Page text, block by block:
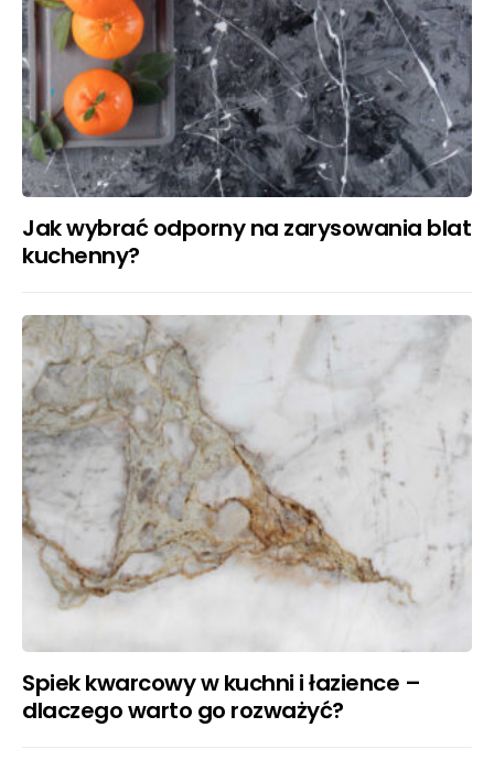
Jak wybrać odporny na zarysowania blat
kuchenny?
Spiek kwarcowy w kuchni i łazience –
dlaczego warto go rozważyć?